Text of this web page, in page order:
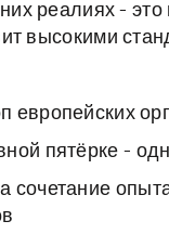
реалиях -
высокими
европейских
пятёрке -
сочетание